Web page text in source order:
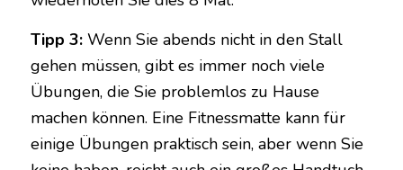
Tipp 3:Wenn Sie abends nicht in den Stall
gehen müssen, gibt es immer noch viele
Übungen, die Sie problemlos zu Hause
machen können. Eine Fitnessmatte kann für
einige Übungen praktisch sein, aber wenn Sie